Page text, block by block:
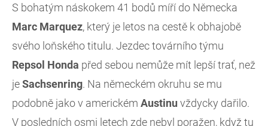
S bohatým náskokem 41 bodů míří do Německa
Marc Marquez, který je letos na cestě k obhajobě
svého loňského titulu. Jezdec továrního týmu
Repsol Honda před sebou nemůže mít lepší trať, než
jeSachsenring. Na německém okruhu se mu
podobně jako v americkém Austinu vždycky dařilo.
V posledních osmi letech zde nebyl poražen, když tu